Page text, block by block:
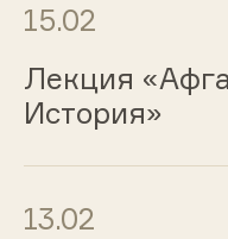
15.02
Лекция
История»
13.02